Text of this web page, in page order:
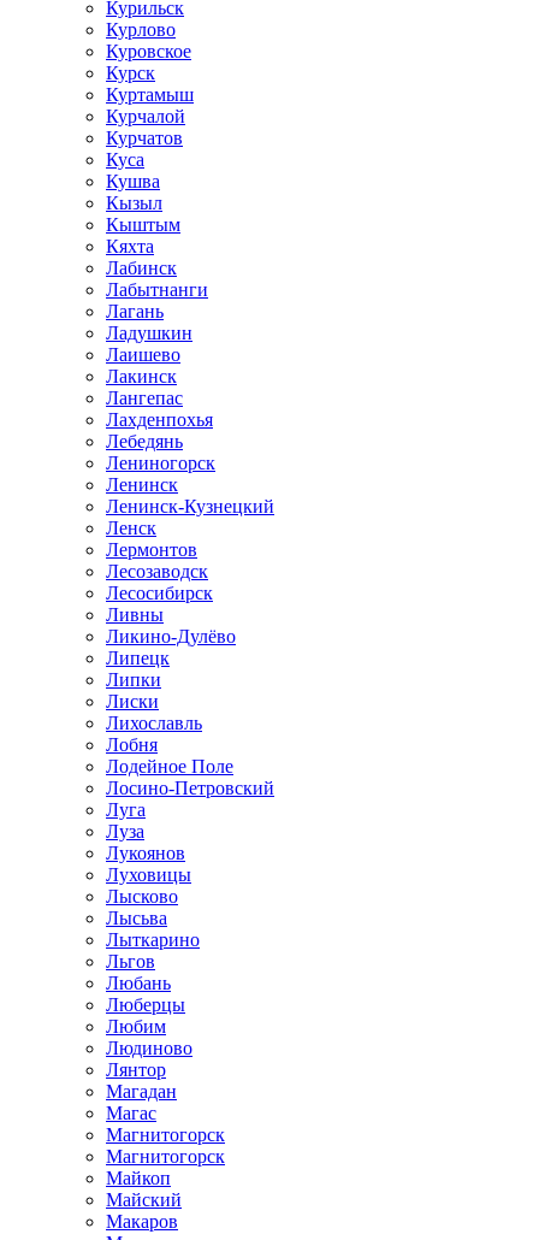
Курильск
Курлово
Куровское
Курск
Куртамыш
Курчалой
Курчатов
Куса
Кушва
Кызыл
Кыштым
Кяхта
Лабинск
Лабытнанги
Лагань
Ладушкин
Лаишево
Лакинск
Лангепас
Лахденпохья
Лебедянь
Лениногорск
Ленинск
Ленинск-Кузнецкий
Ленск
Лермонтов
Лесозаводск
Лесосибирск
Ливны
Ликино-Дулёво
Липецк
Липки
Лиски
Лихославль
Лобня
Лодейное Поле
Лосино-Петровский
Луга
Луза
Лукоянов
Луховицы
Лысково
Лысьва
Лыткарино
Льгов
Любань
Люберцы
Любим
Людиново
Лянтор
Магадан
Магас
Магнитогорск
Магнитогорск
Майкоп
Майский
Макаров